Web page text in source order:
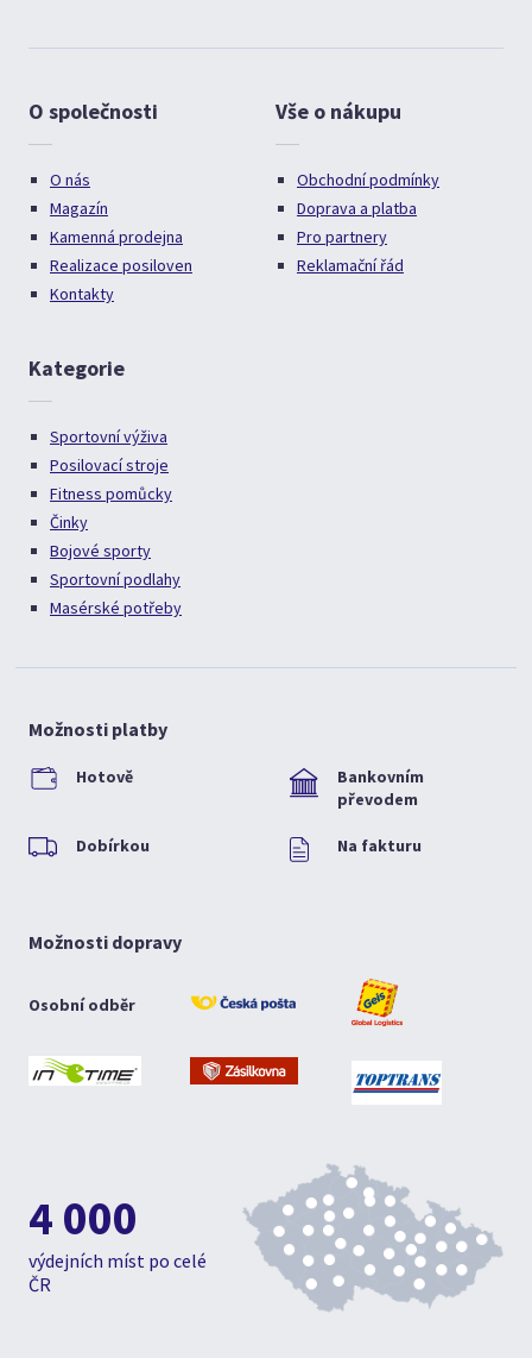
O společnosti
O nás
Magazín
Kamenná prodejna
Realizace posiloven
Kontakty
Vše o nákupu
Obchodní podmínky
Doprava a platba
Pro partnery
Reklamační řád
Kategorie
Sportovní výživa
Posilovací stroje
Fitness pomůcky
Činky
Bojové sporty
Sportovní podlahy
Masérské potřeby
Možnosti platby
Hotově
Bankovním
převodem
Dobírkou Na fakturu
Možnosti dopravy
Osobní odběr
4 000
výdejních míst po celé
ČR